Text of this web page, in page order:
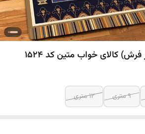
کالای خواب متین کد 1524
9 متری 12 متری